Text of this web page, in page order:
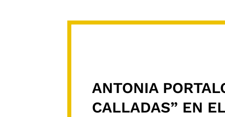
ANTONIA
CALLADAS” EN